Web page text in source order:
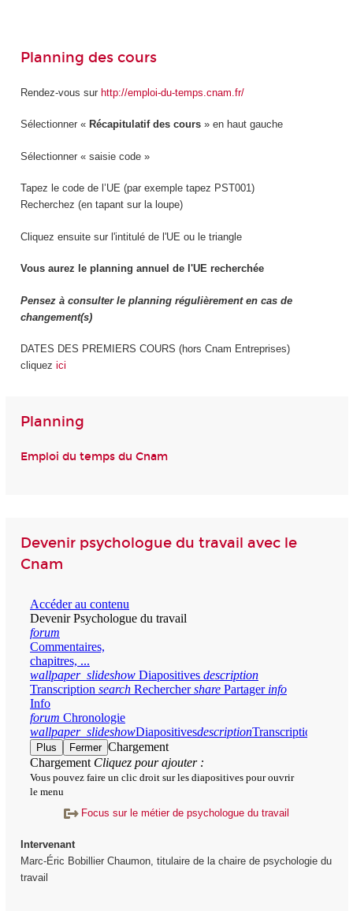
Planning des cours
Rendez-vous sur http://emploi-du-temps.cnam.fr/
Sélectionner « Récapitulatif des cours» en haut gauche
Sélectionner « saisie code »
Tapez le code de l’UE (par exemple tapez PST001)
Recherchez (en tapant sur la loupe)
Cliquez ensuite sur l'intitulé de l'UE ou le triangle
Vous aurez le planning annuel de l'UE recherchée
Pensez à consulter le planning régulièrement en cas de
changement(s)
DATES DES PREMIERS COURS (hors Cnam Entreprises)
cliquez ici
Planning
Emploi du temps du Cnam
Devenir psychologue du travail avec le
Cnam
Focus sur le métier de psychologue du travail
Intervenant
Marc-Éric Bobillier Chaumon, titulaire de la chaire de psychologie du
travail